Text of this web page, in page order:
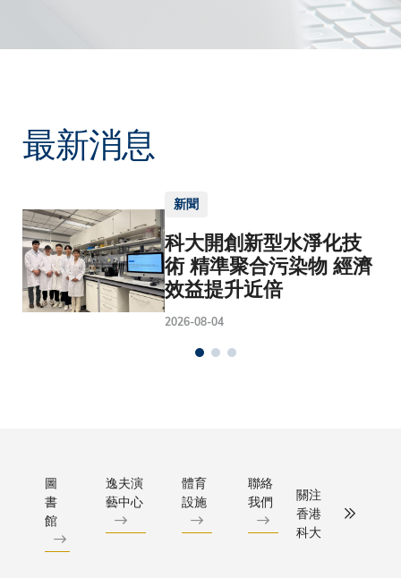
最新消息
新聞
科大開創新型水淨化技
術 精準聚合污染物 經濟
效益提升近倍
2026-08-04
圖
書
館
逸夫演
藝中心
體育
設施
聯絡
我們
關注
香港
科大